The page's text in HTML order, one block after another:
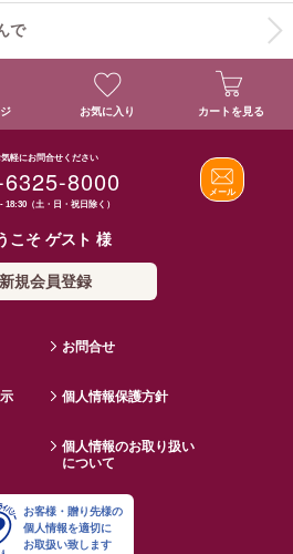
で
お気に入り カートを見る
気軽にお問合せください
8000
18:30（土・日・祝日除く）
メール
こそ ゲスト 様
新規会員登録
お問合せ
個人情報保護方針
個人情報のお取り扱い
について
お客様・贈り先様の
個人情報を適切に
お取扱い致します